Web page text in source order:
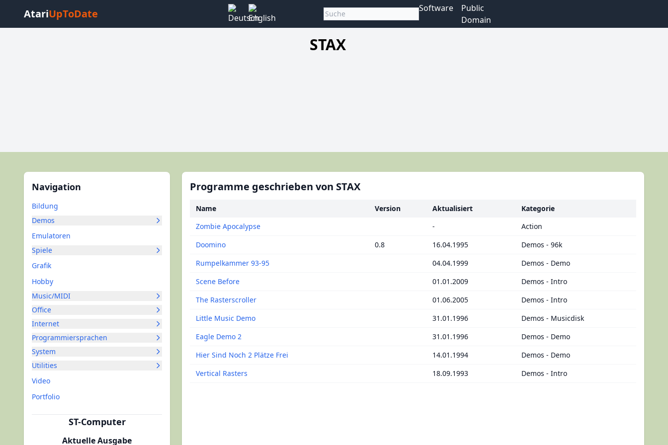
AtariUpToDate Software
Public
Domain
STAX
Navigation
Bildung
Demos
Emulatoren
Spiele
Grafik
Hobby
Music/MIDI
Office
Internet
Programmiersprachen
System
Utilities
Video
Portfolio
ST-Computer
Aktuelle Ausgabe
Programme geschrieben von STAX
Name Version Aktualisiert
Kategorie
Zombie Apocalypse
-
Action
Doomino
0.8 16.04.1995
Demos - 96k
Rumpelkammer 93-95
04.04.1999
Demos - Demo
Scene Before
01.01.2009
Demos - Intro
The Rasterscroller
01.06.2005
Demos - Intro
Little Music Demo
31.01.1996
Demos - Musicdisk
Eagle Demo 2
31.01.1996
Demos - Demo
Hier Sind Noch 2 Plätze Frei
14.01.1994
Demos - Demo
Vertical Rasters
18.09.1993 Demos - Intro